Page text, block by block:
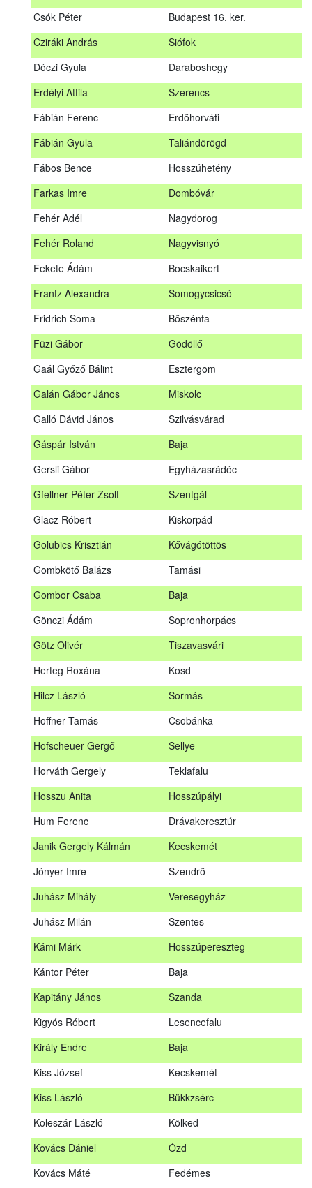
Csók Péter
Budapest 16. ker.
Cziráki András
Siófok
Dóczi Gyula
Daraboshegy
Erdélyi Attila
Szerencs
Fábián Ferenc
Erdőhorváti
Fábián Gyula
Taliándörögd
Fábos Bence
Hosszúhetény
Farkas Imre
Dombóvár
Fehér Adél
Nagydorog
Fehér Roland
Nagyvisnyó
Fekete Ádám
Bocskaikert
Frantz Alexandra
Somogycsicsó
Fridrich Soma
Bőszénfa
Füzi Gábor
Gödöllő
Gaál Győző Bálint
Esztergom
Galán Gábor János
Miskolc
Galló Dávid János
Szilvásvárad
Gáspár István
Baja
Gersli Gábor
Egyházasrádóc
Gfellner Péter Zsolt
Szentgál
Glacz Róbert
Kiskorpád
Golubics Krisztián
Kővágótöttös
Gombkötő Balázs
Tamási
Gombor Csaba
Baja
Gönczi Ádám
Sopronhorpács
Götz Olivér
Tiszavasvári
Herteg Roxána
Kosd
Hilcz László
Sormás
Hoffner Tamás
Csobánka
Hofscheuer Gergő
Sellye
Horváth Gergely
Teklafalu
Hosszu Anita
Hosszúpályi
Hum Ferenc
Drávakeresztúr
Janik Gergely Kálmán
Kecskemét
Jónyer Imre
Szendrő
Juhász Mihály
Veresegyház
Juhász Milán
Szentes
Kámi Márk
Hosszúpereszteg
Kántor Péter
Baja
Kapitány János
Szanda
Kigyós Róbert
Lesencefalu
Király Endre
Baja
Kiss József
Kecskemét
Kiss László
Bükkzsérc
Koleszár László
Kölked
Kovács Dániel
Ózd
Kovács Máté
Fedémes
Barcs
Cseri Árpád
Cserményiné Váradi Melinda
Csók Péter
Budapest 16. ker.
Daraboshegy
Erdőhorváti
Taliándörögd
Dombóvár
Fekete Ádám
Bocskaikert
Gaál Győző Bálint
Esztergom
Miskolc
Szilvásvárad
Egyházasrádóc
Kiskorpád
Kővágótöttös
Gombor Csaba
Kosd
Csobánka
Horváth Gergely
Hosszu Anita
Drávakeresztúr
Szendrő
Veresegyház
Juhász Milán
Kámi Márk
Kántor Péter
Baja